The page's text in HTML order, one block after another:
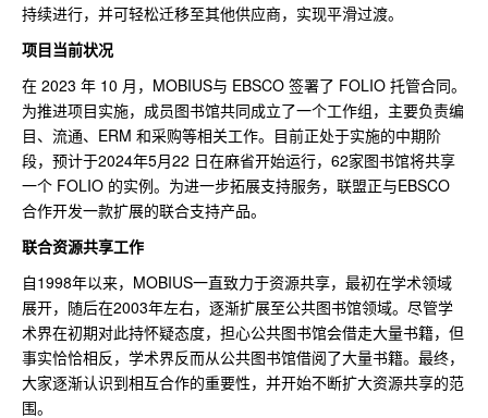
持续进行，并可轻松迁移至其他供应商，实现平滑过渡。
项目当前状况
在 2023 年 10 月，MOBIUS与 EBSCO 签署了 FOLIO 托管合同。
为推进项目实施，成员图书馆共同成立了一个工作组，主要负责编
目、流通、ERM 和采购等相关工作。目前正处于实施的中期阶
段，预计于2024年5月22 日在麻省开始运行，62家图书馆将共享
一个 FOLIO 的实例。为进一步拓展支持服务，联盟正与EBSCO
合作开发一款扩展的联合支持产品。
联合资源共享工作
自1998年以来，MOBIUS一直致力于资源共享，最初在学术领域
展开，随后在2003年左右，逐渐扩展至公共图书馆领域。尽管学
术界在初期对此持怀疑态度，担心公共图书馆会借走大量书籍，但
事实恰恰相反，学术界反而从公共图书馆借阅了大量书籍。最终，
大家逐渐认识到相互合作的重要性，并开始不断扩大资源共享的范
围。